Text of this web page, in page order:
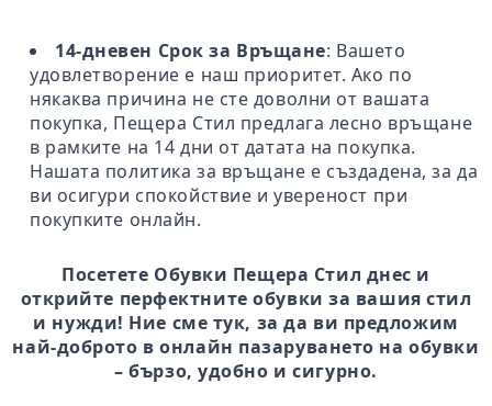
14-дневен Срок за Връщане: Вашето
удовлетворение е наш приоритет. Ако по
някаква причина не сте доволни от вашата
покупка, Пещера Стил предлага лесно връщане
в рамките на 14 дни от датата на покупка.
Нашата политика за връщане е създадена, за да
ви осигури спокойствие и увереност при
покупките онлайн.
Посетете Обувки Пещера Стил днес и
открийте перфектните обувки за вашия стил
и нужди! Ние сме тук, за да ви предложим
най-доброто в онлайн пазаруването на обувки
– бързо, удобно и сигурно.